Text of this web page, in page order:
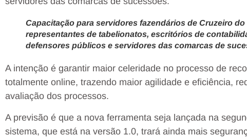
Capacitação para servidores fazendários de Cruzeiro do
representantes de tabelionatos, escritórios de
defensores públicos e servidores das comarcas de
A intenção é garantir maior celeridade no processo de
totalmente online, trazendo maior agilidade e eficiência,
avaliação dos processos.
A previsão é que a nova ferramenta seja lançada na
sistema, que está na versão 1.0, trará ainda mais